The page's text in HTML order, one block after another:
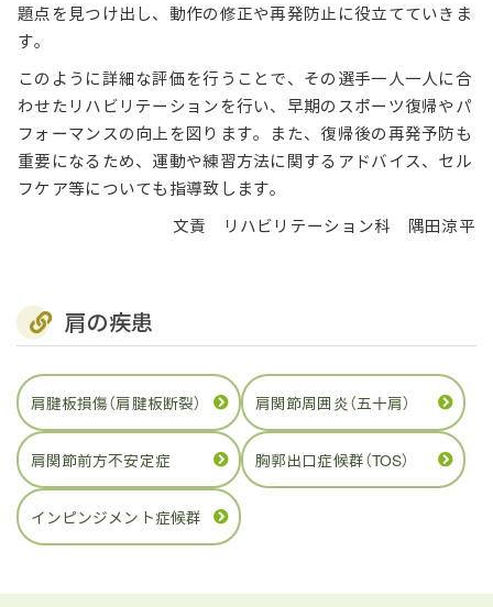
題点を見つけ出し、動作の修正や再発防止に役立てていきま
す。
このように詳細な評価を行うことで、その選手一人一人に合
わせたリハビリテーションを行い、早期のスポーツ復帰やパ
フォーマンスの向上を図ります。また、復帰後の再発予防も
重要になるため、運動や練習方法に関するアドバイス、セル
フケア等についても指導致します。
文責 リハビリテーション科 隅田涼平
肩の疾患
肩腱板損傷（肩腱板断裂） 肩関節周囲炎（五十肩）
肩関節前方不安定症 胸郭出口症候群（TOS）
インピンジメント症候群